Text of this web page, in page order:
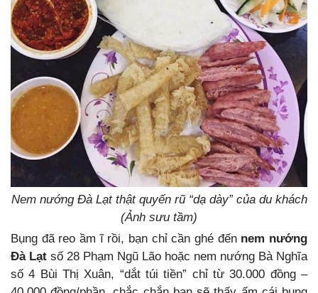
Nem nướng Đà Lạt thật quyến rũ “dạ dày” của du khách
(Ảnh sưu tầm)
Bụng đã reo ầm ĩ rồi, bạn chỉ cần ghé đến nem nướng
Đà Lạt số 28 Phạm Ngũ Lão hoặc nem nướng Bà Nghĩa
số 4 Bùi Thị Xuân, “dắt túi tiền” chỉ từ 30.000 đồng –